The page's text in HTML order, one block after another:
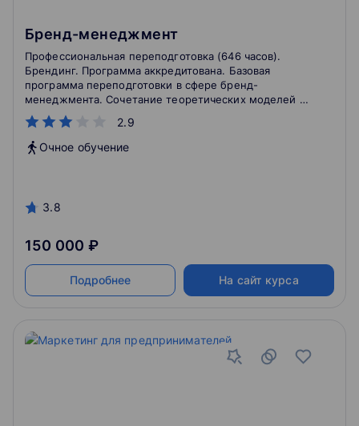
Бренд-менеджмент
2.9
Профессиональная переподготовка (646 часов).
Брендинг. Программа аккредитована. Базовая
программа переподготовки в сфере бренд-
менеджмента. Сочетание теоретических моделей и
практической экспертизы в сфере бренд-
менеджмента дает слушателям прочную основу для
профессионального развития в указанной сфере.
Очное обучение
3.8
150 000 ₽
Подробнее На сайт курса